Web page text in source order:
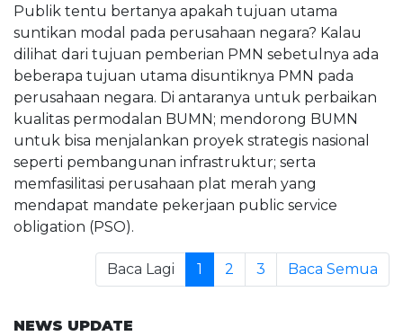
Publik tentu bertanya apakah tujuan utama
suntikan modal pada perusahaan negara? Kalau
dilihat dari tujuan pemberian PMN sebetulnya ada
beberapa tujuan utama disuntiknya PMN pada
perusahaan negara. Di antaranya untuk perbaikan
kualitas permodalan BUMN; mendorong BUMN
untuk bisa menjalankan proyek strategis nasional
seperti pembangunan infrastruktur; serta
memfasilitasi perusahaan plat merah yang
mendapat mandate pekerjaan public service
obligation (PSO).
Baca Lagi 1 2 3 Baca Semua
NEWS UPDATE